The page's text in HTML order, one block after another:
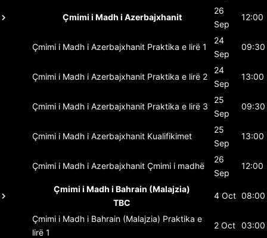
Çmimi i Madh i Azerbajxhanit
26
Sep
12:00
Çmimi i Madh i Azerbajxhanit Praktika e lirë 1
24
Sep
09:30
Çmimi i Madh i Azerbajxhanit Praktika e lirë 2
24
Sep
13:00
Çmimi i Madh i Azerbajxhanit Praktika e lirë 3
25
Sep
09:30
Çmimi i Madh i Azerbajxhanit Kualifikimet
25
Sep
13:00
Çmimi i Madh i Azerbajxhanit Çmimi i madhë
26
Sep
12:00
Çmimi i Madh i Bahrain (Malajzia)
TBC
4 Oct 08:00
Çmimi i Madh i Bahrain (Malajzia) Praktika e
lirë 1
2 Oct 03:00